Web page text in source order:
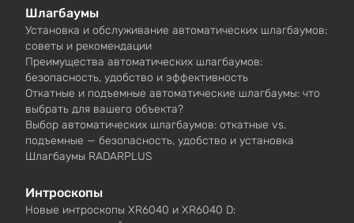
Шлагбаумы
Установка и обслуживание автоматических шлагбаумов:
советы и рекомендации
Преимущества автоматических шлагбаумов:
безопасность, удобство и эффективность
Откатные и подъемные автоматические шлагбаумы: что
выбрать для вашего объекта?
Выбор автоматических шлагбаумов: откатные vs.
подъемные — безопасность, удобство и установка
Шлагбаумы RADARPLUS
Интроскопы
Новые интроскопы XR6040 и XR6040 D: